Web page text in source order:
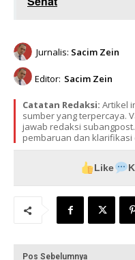
Jurnalis: Sacim Zein
Editor: Sacim Zein
Catatan Redaksi: Artikel
sumber yang terpercaya.
jawab redaksi
pembaruan dan klarifikasi
Like
Pos Sebelumnya